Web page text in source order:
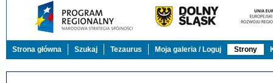
Strona główna Szukaj Tezaurus Moja galeria / Loguj Strony